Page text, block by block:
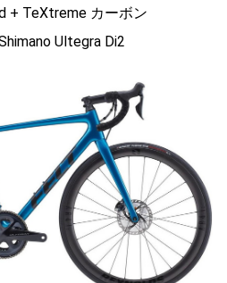
+ TeXtreme カーボン
Ultegra Di2